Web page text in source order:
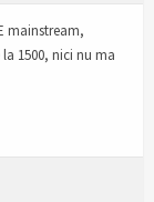
mainstream,
1500, nici nu ma